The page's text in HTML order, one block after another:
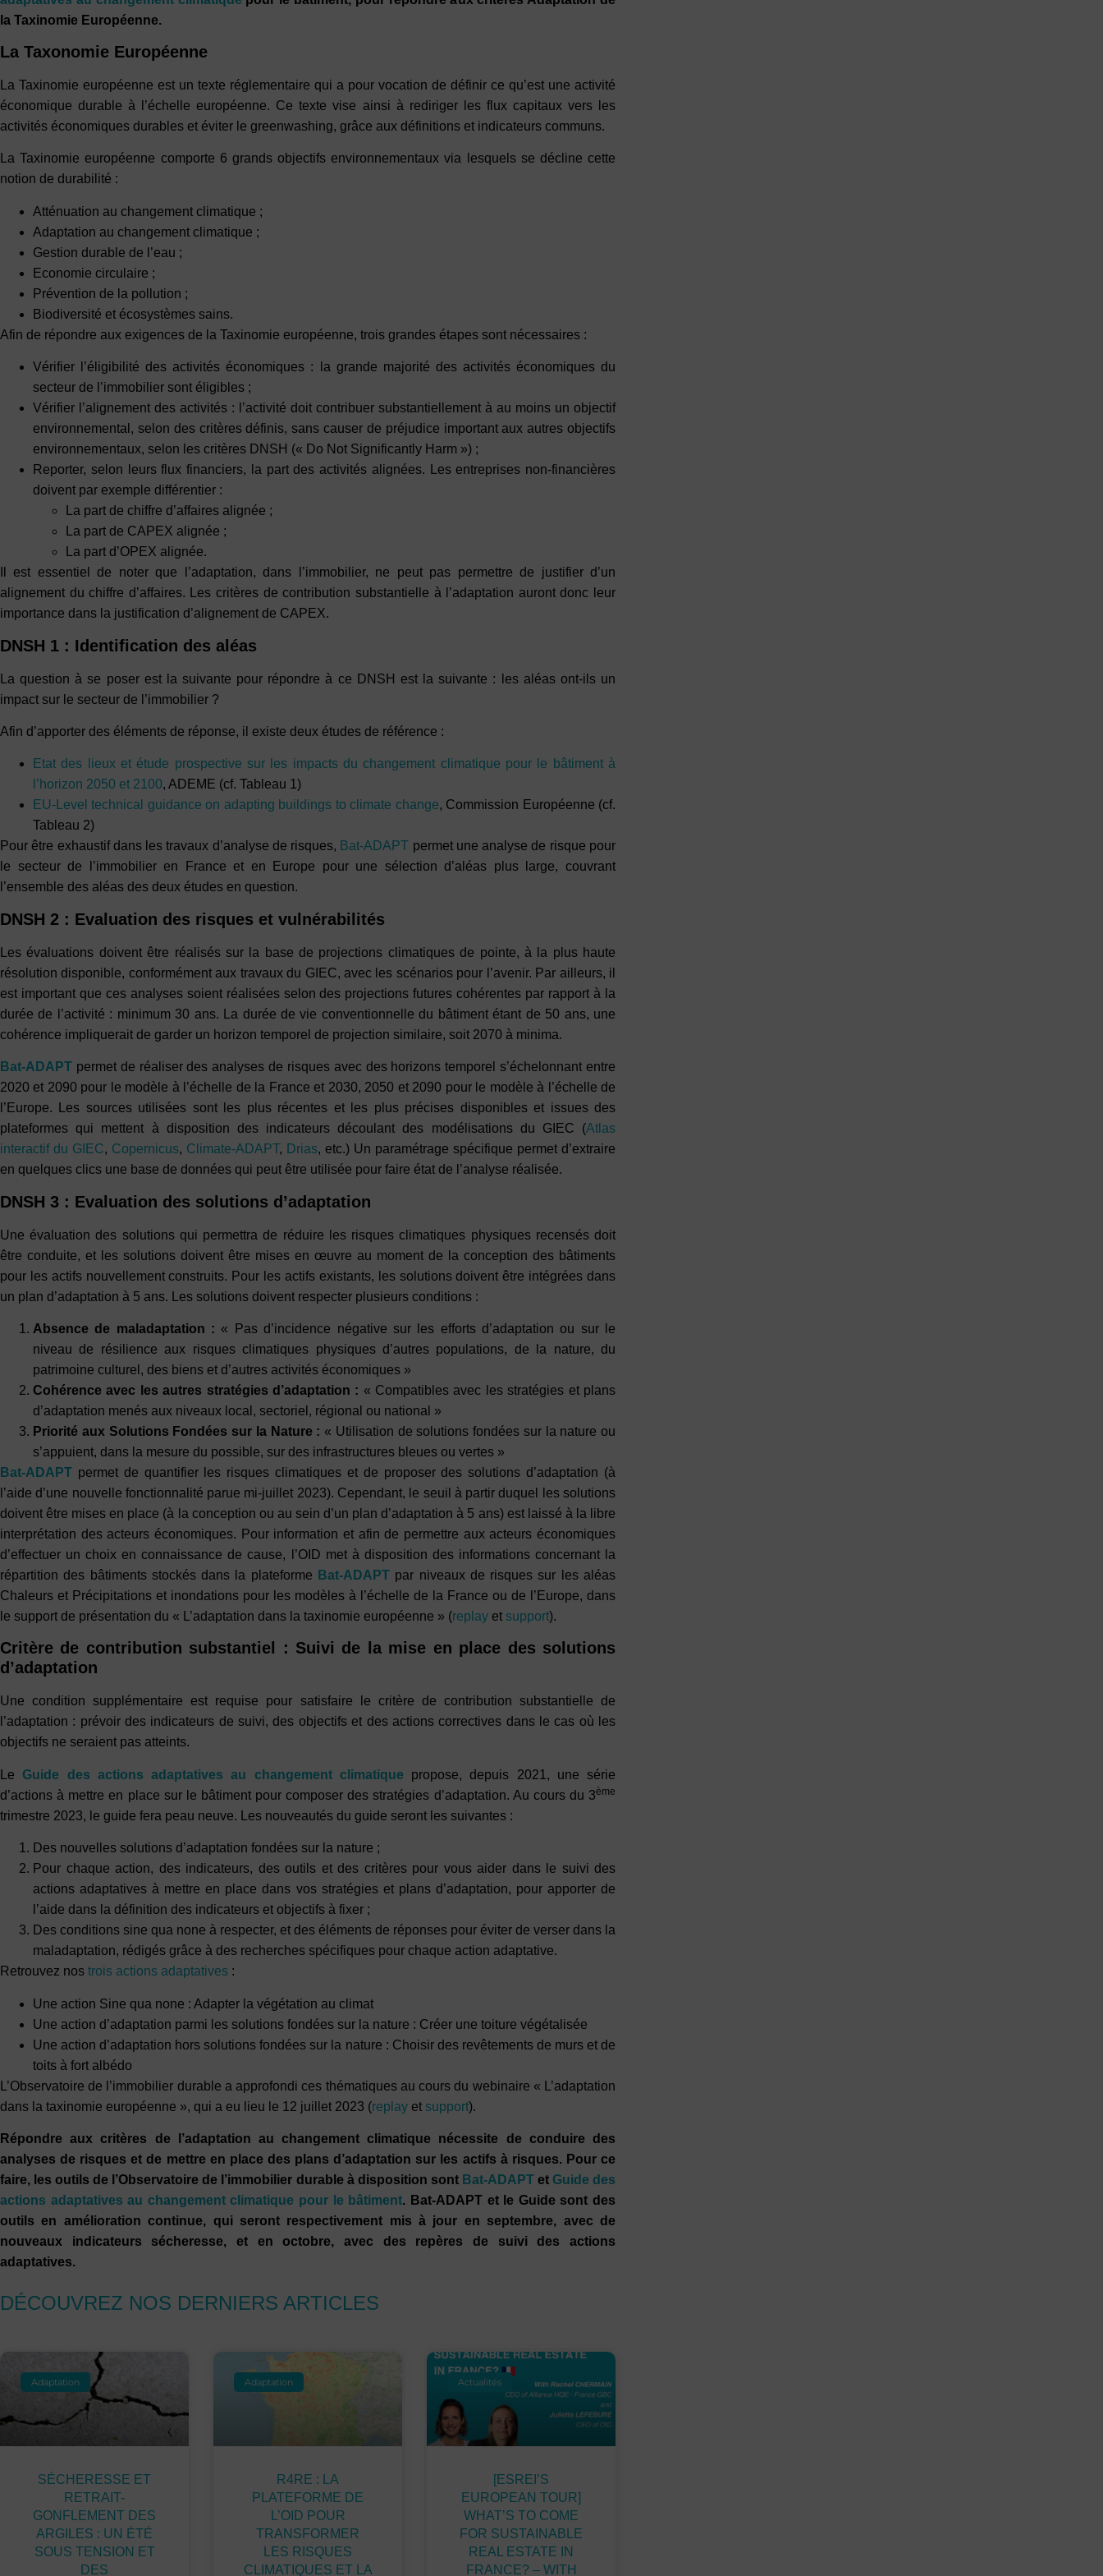
la Taxinomie Européenne.
La Taxonomie Européenne
La Taxinomie européenne est un texte réglementaire qui a pour vocation de définir ce qu’est une activité
économique durable à l’échelle européenne. Ce texte vise ainsi à rediriger les flux capitaux vers les
activités économiques durables et éviter le greenwashing, grâce aux définitions et indicateurs communs.
La Taxinomie européenne comporte 6 grands objectifs environnementaux via lesquels se décline cette
notion de durabilité :
Atténuation au changement climatique ;
Adaptation au changement climatique ;
Gestion durable de l’eau ;
Economie circulaire ;
Prévention de la pollution ;
Biodiversité et écosystèmes sains.
Afin de répondre aux exigences de la Taxinomie européenne, trois grandes étapes sont nécessaires :
Vérifier l’éligibilité des activités économiques : la grande majorité des activités économiques du
secteur de l’immobilier sont éligibles ;
Vérifier l’alignement des activités : l’activité doit contribuer substantiellement à au moins un objectif
environnemental, selon des critères définis, sans causer de préjudice important aux autres objectifs
environnementaux, selon les critères DNSH (« Do Not Significantly Harm ») ;
Reporter, selon leurs flux financiers, la part des activités alignées. Les entreprises non-financières
doivent par exemple différentier :
La part de chiffre d’affaires alignée ;
La part de CAPEX alignée ;
La part d’OPEX alignée.
Il est essentiel de noter que l’adaptation, dans l’immobilier, ne peut pas permettre de justifier d’un
alignement du chiffre d’affaires. Les critères de contribution substantielle à l’adaptation auront donc leur
importance dans la justification d’alignement de CAPEX.
DNSH 1 : Identification des aléas
La question à se poser est la suivante pour répondre à ce DNSH est la suivante : les aléas ont-ils un
impact sur le secteur de l’immobilier ?
Afin d’apporter des éléments de réponse, il existe deux études de référence :
Etat des lieux et étude prospective sur les impacts du changement climatique pour le bâtiment à
l’horizon 2050 et 2100, ADEME (cf. Tableau 1)
EU-Level technical guidance on adapting buildings to climate change, Commission Européenne (cf.
Tableau 2)
Pour être exhaustif dans les travaux d’analyse de risques, Bat-ADAPT permet une analyse de risque pour
le secteur de l’immobilier en France et en Europe pour une sélection d’aléas plus large, couvrant
l’ensemble des aléas des deux études en question.
DNSH 2 : Evaluation des risques et vulnérabilités
Les évaluations doivent être réalisés sur la base de projections climatiques de pointe, à la plus haute
résolution disponible, conformément aux travaux du GIEC, avec les scénarios pour l’avenir. Par ailleurs, il
est important que ces analyses soient réalisées selon des projections futures cohérentes par rapport à la
durée de l’activité : minimum 30 ans. La durée de vie conventionnelle du bâtiment étant de 50 ans, une
cohérence impliquerait de garder un horizon temporel de projection similaire, soit 2070 à minima.
Bat-ADAPT permet de réaliser des analyses de risques avec des horizons temporel s’échelonnant entre
2020 et 2090 pour le modèle à l’échelle de la France et 2030, 2050 et 2090 pour le modèle à l’échelle de
l’Europe. Les sources utilisées sont les plus récentes et les plus précises disponibles et issues des
plateformes qui mettent à disposition des indicateurs découlant des modélisations du GIEC (Atlas
interactif du GIEC, Copernicus, Climate-ADAPT, Drias, etc.) Un paramétrage spécifique permet d’extraire
en quelques clics une base de données qui peut être utilisée pour faire état de l’analyse réalisée.
DNSH 3 : Evaluation des solutions d’adaptation
Une évaluation des solutions qui permettra de réduire les risques climatiques physiques recensés doit
être conduite, et les solutions doivent être mises en œuvre au moment de la conception des bâtiments
pour les actifs nouvellement construits. Pour les actifs existants, les solutions doivent être intégrées dans
un plan d’adaptation à 5 ans. Les solutions doivent respecter plusieurs conditions :
Absence de maladaptation : « Pas d’incidence négative sur les efforts d’adaptation ou sur le
niveau de résilience aux risques climatiques physiques d’autres populations, de la nature, du
patrimoine culturel, des biens et d’autres activités économiques »
Cohérence avec les autres stratégies d’adaptation : « Compatibles avec les stratégies et plans
d’adaptation menés aux niveaux local, sectoriel, régional ou national »
Priorité aux Solutions Fondées sur la Nature : « Utilisation de solutions fondées sur la nature ou
s’appuient, dans la mesure du possible, sur des infrastructures bleues ou vertes »
Bat-ADAPT permet de quantifier les risques climatiques et de proposer des solutions d’adaptation (à
l’aide d’une nouvelle fonctionnalité parue mi-juillet 2023). Cependant, le seuil à partir duquel les solutions
doivent être mises en place (à la conception ou au sein d’un plan d’adaptation à 5 ans) est laissé à la libre
interprétation des acteurs économiques. Pour information et afin de permettre aux acteurs économiques
d’effectuer un choix en connaissance de cause, l’OID met à disposition des informations concernant la
répartition des bâtiments stockés dans la plateforme Bat-ADAPT par niveaux de risques sur les aléas
Chaleurs et Précipitations et inondations pour les modèles à l’échelle de la France ou de l’Europe, dans
le support de présentation du « L’adaptation dans la taxinomie européenne » (replay et support).
Critère de contribution substantiel : Suivi de la mise en place des solutions
d’adaptation
Une condition supplémentaire est requise pour satisfaire le critère de contribution substantielle de
l’adaptation : prévoir des indicateurs de suivi, des objectifs et des actions correctives dans le cas où les
objectifs ne seraient pas atteints.
Le Guide des actions adaptatives au changement climatique propose, depuis 2021, une série
d’actions à mettre en place sur le bâtiment pour composer des stratégies d’adaptation. Au cours du 3ème
trimestre 2023, le guide fera peau neuve. Les nouveautés du guide seront les suivantes :
Des nouvelles solutions d’adaptation fondées sur la nature ;
Pour chaque action, des indicateurs, des outils et des critères pour vous aider dans le suivi des
actions adaptatives à mettre en place dans vos stratégies et plans d’adaptation, pour apporter de
l’aide dans la définition des indicateurs et objectifs à fixer ;
Des conditions sine qua none à respecter, et des éléments de réponses pour éviter de verser dans la
maladaptation, rédigés grâce à des recherches spécifiques pour chaque action adaptative.
Retrouvez nos trois actions adaptatives :
Une action Sine qua none : Adapter la végétation au climat
Une action d’adaptation parmi les solutions fondées sur la nature : Créer une toiture végétalisée
Une action d’adaptation hors solutions fondées sur la nature : Choisir des revêtements de murs et de
toits à fort albédo
L’Observatoire de l’immobilier durable a approfondi ces thématiques au cours du webinaire « L’adaptation
dans la taxinomie européenne », qui a eu lieu le 12 juillet 2023 (replay et support).
Répondre aux critères de l’adaptation au changement climatique nécessite de conduire des
analyses de risques et de mettre en place des plans d’adaptation sur les actifs à risques. Pour ce
faire, les outils de l’Observatoire de l’immobilier durable à disposition sont Bat-ADAPTet Guide des
actions adaptatives au changement climatique pour le bâtiment. Bat-ADAPT et le Guide sont des
outils en amélioration continue, qui seront respectivement mis à jour en septembre, avec de
nouveaux indicateurs sécheresse, et en octobre, avec des repères de suivi des actions
adaptatives.
DÉCOUVREZ NOS DERNIERS ARTICLES
Adaptation
SÉCHERESSE ET
RETRAIT-
GONFLEMENT DES
ARGILES : UN ÉTÉ
SOUS TENSION ET
DES
Adaptation
R4RE : LA
PLATEFORME DE
L’OID POUR
TRANSFORMER
LES RISQUES
CLIMATIQUES ET LA
Actualités
[ESREI’S
EUROPEAN TOUR]
WHAT’S TO COME
FOR SUSTAINABLE
REAL ESTATE IN
FRANCE? – WITH